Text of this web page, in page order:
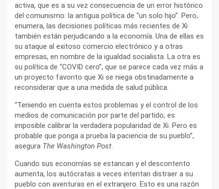
activa, que es a su vez consecuencia de un error histórico
del comunismo: la antigua política de “un solo hijo”. Pero,
enumera, las decisiones políticas más recientes de Xi
también están perjudicando a la economía. Una de ellas es
su ataque al exitoso comercio electrónico y a otras
empresas, en nombre de la igualdad socialista. La otra es
su política de “COVID cero”, que se parece cada vez más a
un proyecto favorito que Xi se niega obstinadamente a
reconsiderar que a una medida de salud pública.
“Teniendo en cuenta estos problemas y el control de los
medios de comunicación por parte del partido, es
imposible calibrar la verdadera popularidad de Xi. Pero es
probable que ponga a prueba la paciencia de su pueblo”,
asegura The Washington Post.
Cuando sus economías se estancan y el descontento
aumenta, los autócratas a veces intentan distraer a su
pueblo con aventuras en el extranjero. Esto es una razón